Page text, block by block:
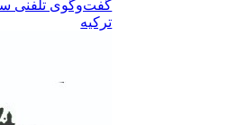
گفت‌وگوی تلفنی
ترکیه